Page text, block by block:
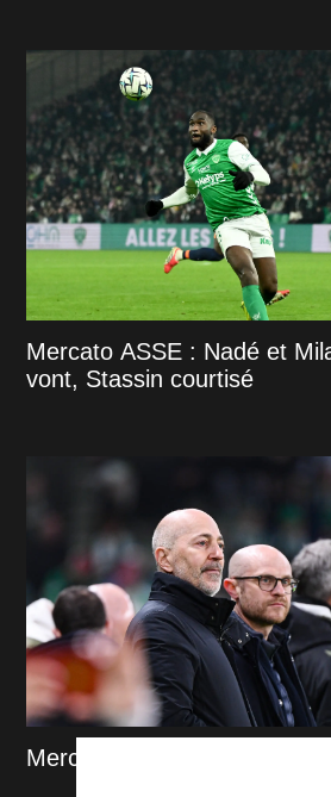
Mercato ASSE : Nadé et
vont, Stassin courtisé
Mercato : Le point sur les